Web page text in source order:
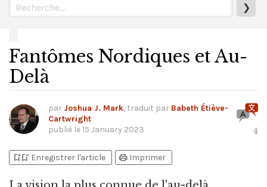
❯
Fantômes Nordiques et Au-
Delà
par Joshua J. Mark, traduit par Babeth Étiève-
Cartwright
publié le15 January 2023 4
bookmark_addbookmark_added Enregistrer l'article print Imprimer